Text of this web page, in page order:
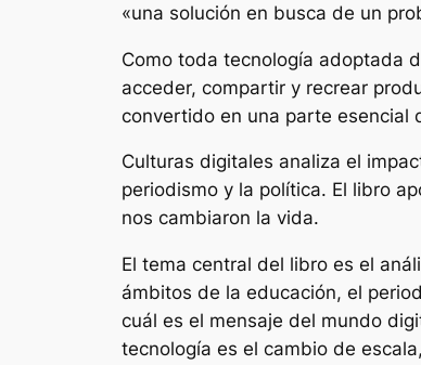
«una solución en busca de un
Como toda tecnología adoptada
acceder, compartir y recrear
convertido en una parte esencial
Culturas digitales analiza el
periodismo y la política. El libro
nos cambiaron la vida.
El tema central del libro es el
ámbitos de la educación, el
cuál es el mensaje del mundo
tecnología es el cambio de